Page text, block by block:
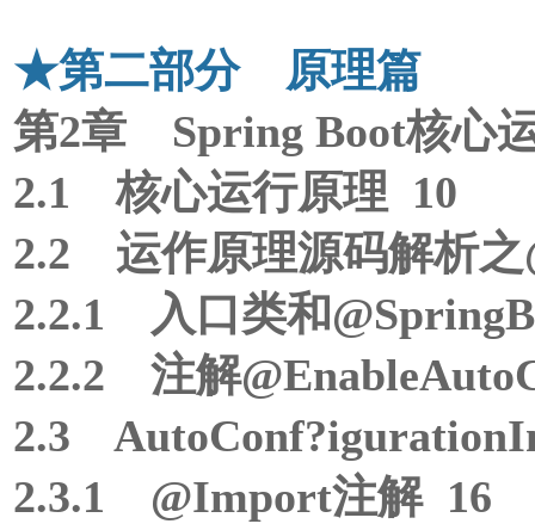
★第二部分 原理篇
第2章 Spring Boot核心
2.1 核心运行原理 10
2.2 运作原理源码解析之
2.2.1 入口类和
2.2.2 注解
2.3
2.3.1 @Import注解 16